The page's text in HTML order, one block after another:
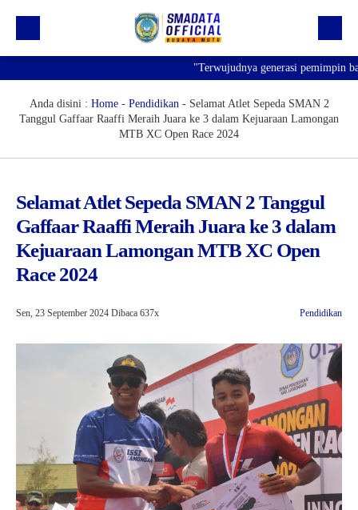
Profil
Prestasi
Informasi
Saluran Resmi WA
"Terwujudnya generasi pemimpin
Anda disini : Home- Pendidikan- Selamat Atlet Sepeda SMAN 2
Tanggul Gaffaar Raaffi Meraih Juara ke 3 dalam Kejuaraan Lamongan
MTB XC Open Race 2024
Selamat Atlet Sepeda SMAN 2 Tanggul
Gaffaar Raaffi Meraih Juara ke 3 dalam
Kejuaraan Lamongan MTB XC Open
Race 2024
Sen, 23 September 2024 Dibaca 637x Pendidikan